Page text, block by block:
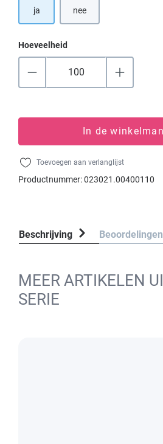
ja nee
Hoeveelheid
In de
Toevoegen aan verlanglijst
Productnummer:023021.00400110
Beschrijving Beoordelingen
MEER ARTIKELEN
SERIE